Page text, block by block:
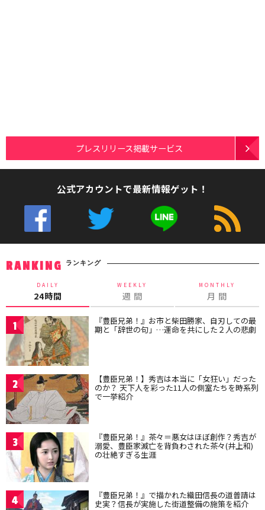
プレスリリース掲載サービス
公式アカウントで最新情報ゲット！
RANKING ランキング
DAILY
24時間
WEEKLY
週 間
MONTHLY
月 間
1 『豊臣兄弟！』お市と柴田勝家、自刃しての最
期と「辞世の句」…運命を共にした２人の悲劇
2 【豊臣兄弟！】秀吉は本当に「女狂い」だった
のか？ 天下人を彩った11人の側室たちを時系列
で一挙紹介
3 『豊臣兄弟！』茶々＝悪女はほぼ創作？秀吉が
溺愛、豊臣家滅亡を背負わされた茶々(井上和)
の壮絶すぎる生涯
4 『豊臣兄弟！』で描かれた織田信長の道普請は
史実？信長が実施した街道整備の施策を紹介